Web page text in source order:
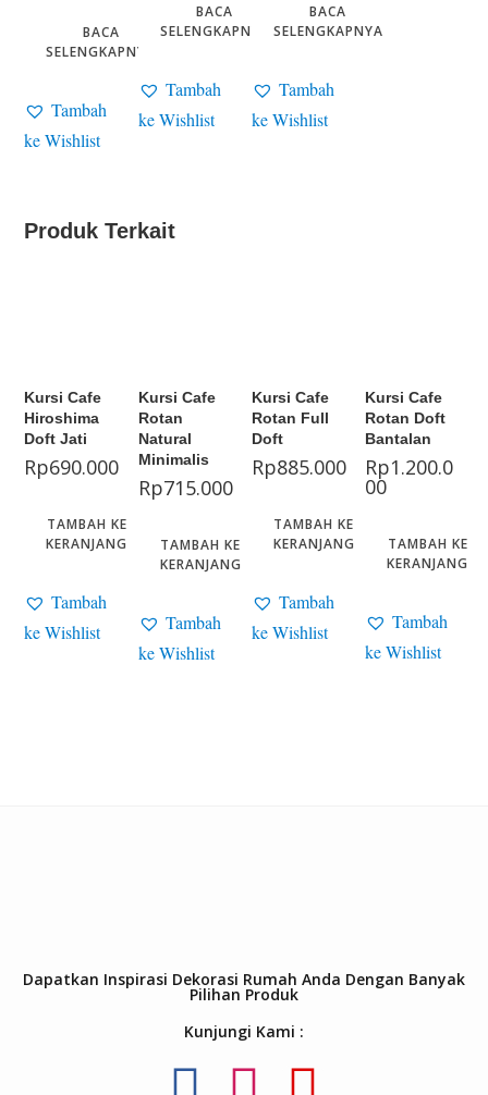
BACA
SELENGKAPNYA
Tambah
ke Wishlist
BACA
SELENGKAPNYA
Tambah
ke Wishlist
BACA
SELENGKAPNYA
Tambah
ke Wishlist
Produk Terkait
Kursi Cafe
Hiroshima
Doft Jati
Rp690.000
TAMBAH KE
KERANJANG
Tambah
ke Wishlist
Kursi Cafe
Rotan
Natural
Minimalis
Rp715.000
TAMBAH KE
KERANJANG
Tambah
ke Wishlist
Kursi Cafe
Rotan Full
Doft
Rp885.000
TAMBAH KE
KERANJANG
Tambah
ke Wishlist
Kursi Cafe
Rotan Doft
Bantalan
Rp1.200.0
00
TAMBAH KE
KERANJANG
Tambah
ke Wishlist
Dapatkan Inspirasi Dekorasi Rumah Anda Dengan Banyak
Pilihan Produk
Kunjungi Kami :